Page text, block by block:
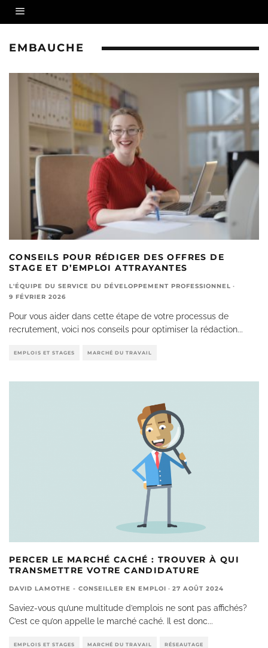
EMBAUCHE
CONSEILS POUR RÉDIGER DES OFFRES DE
STAGE ET D’EMPLOI ATTRAYANTES
L'ÉQUIPE DU SERVICE DU DÉVELOPPEMENT PROFESSIONNEL ·
9 FÉVRIER 2026
Pour vous aider dans cette étape de votre processus de
recrutement, voici nos conseils pour optimiser la rédaction...
EMPLOIS ET STAGES MARCHÉ DU TRAVAIL
PERCER LE MARCHÉ CACHÉ : TROUVER À QUI
TRANSMETTRE VOTRE CANDIDATURE
DAVID LAMOTHE - CONSEILLER EN EMPLOI · 27 AOÛT 2024
Saviez-vous qu’une multitude d’emplois ne sont pas affichés?
C’est ce qu’on appelle le marché caché. Il est donc...
EMPLOIS ET STAGES MARCHÉ DU TRAVAIL RÉSEAUTAGE